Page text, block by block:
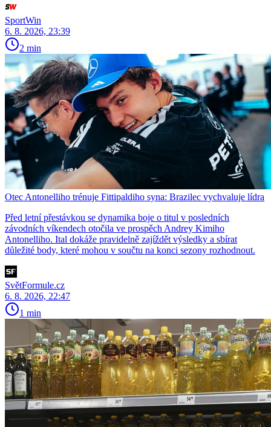
SportWin
6. 8. 2026, 23:39
2 min
Otec Antonelliho trénuje Fittipaldiho syna: Brazilec vychvaluje lídra
Před letní přestávkou se dynamika boje o titul v posledních
závodních víkendech otočila ve prospěch Andrey Kimiho
Antonelliho. Ital dokáže pravidelně zajíždět výsledky a sbírat
důležité body, které mohou v součtu na konci sezony rozhodnout.
SvětFormule.cz
6. 8. 2026, 22:47
1 min